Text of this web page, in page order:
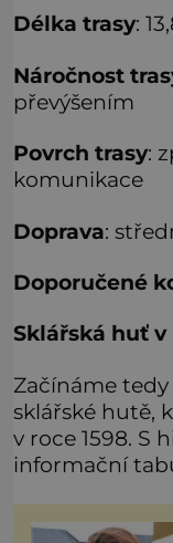
Délka trasy:
Náročnost
převýšením
Povrch trasy:
komunikace
Doprava:
Doporučené
Sklářská huť
Začínáme
sklářské hutě,
v roce 1598. S
informační